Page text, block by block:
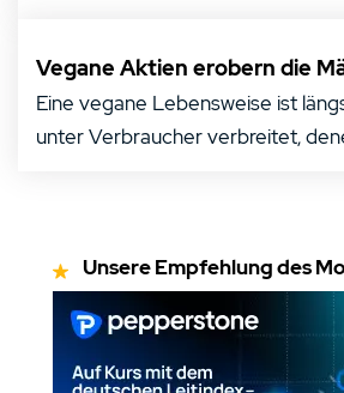
Vegane Aktien erobern die
Eine vegane Lebensweise ist
unter Verbraucher verbreitet,
Unsere Empfehlung des